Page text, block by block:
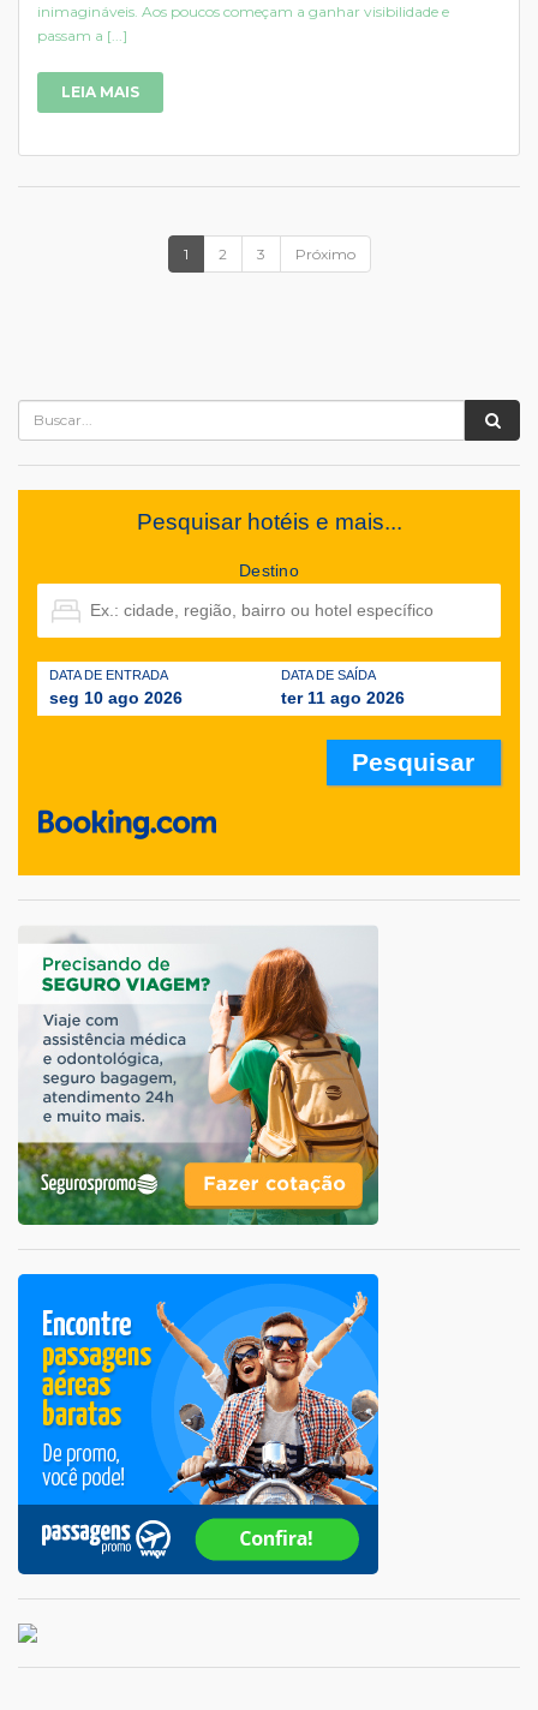
inimagináveis. Aos poucos começam a ganhar visibilidade e
passam a [...]
LEIA MAIS
1 2 3 Próximo
Pesquisar hotéis e mais...
Destino
DATA DE ENTRADA
seg 10 ago 2026
DATA DE SAÍDA
ter 11 ago 2026